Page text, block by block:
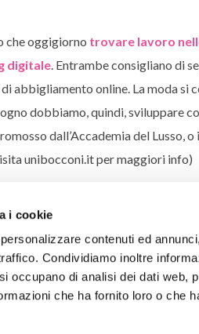
i cookie
contenuti ed
Condividiamo inoltre
occupano di analisi dei dati web,
che ha fornito loro o che
che oggigiorno trovare lavoro
digitale. Entrambe consigliano di
abbigliamento online. La moda si
dobbiamo, quindi, sviluppare
dall’Accademia del
unibocconi.it per maggiori info)